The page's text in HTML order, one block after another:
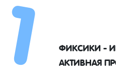
ФИКСИКИ -
АКТИВНАЯ